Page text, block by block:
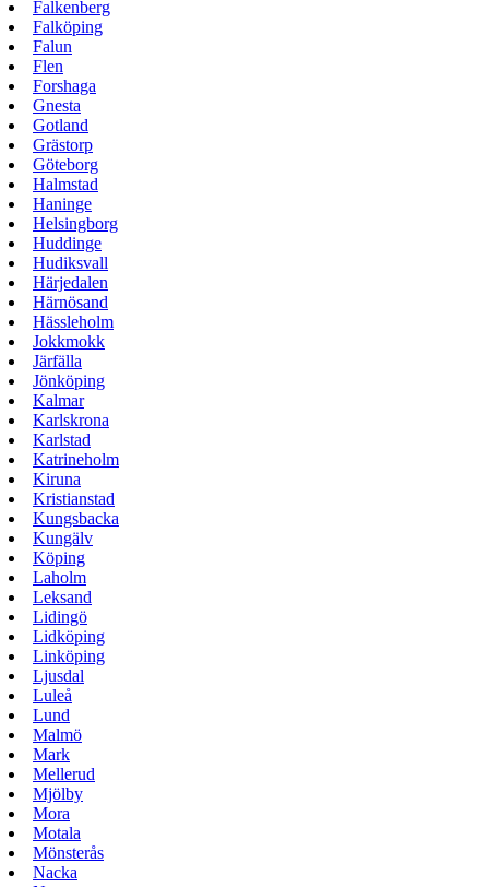
Falkenberg
Falköping
Falun
Flen
Forshaga
Gnesta
Gotland
Grästorp
Göteborg
Halmstad
Haninge
Helsingborg
Huddinge
Hudiksvall
Härjedalen
Härnösand
Hässleholm
Jokkmokk
Järfälla
Jönköping
Kalmar
Karlskrona
Karlstad
Katrineholm
Kiruna
Kristianstad
Kungsbacka
Kungälv
Köping
Laholm
Leksand
Lidingö
Lidköping
Linköping
Ljusdal
Luleå
Lund
Malmö
Mark
Mellerud
Mjölby
Mora
Motala
Mönsterås
Nacka